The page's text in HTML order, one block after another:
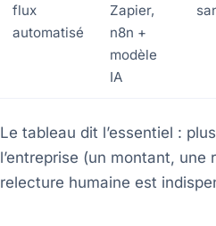
flux
automatisé
Zapier,
n8n +
modèle
IA
Le tableau dit l’essentiel :
l’entreprise (un montant, une
relecture humaine est